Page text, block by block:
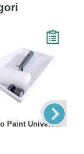
Paint Universal